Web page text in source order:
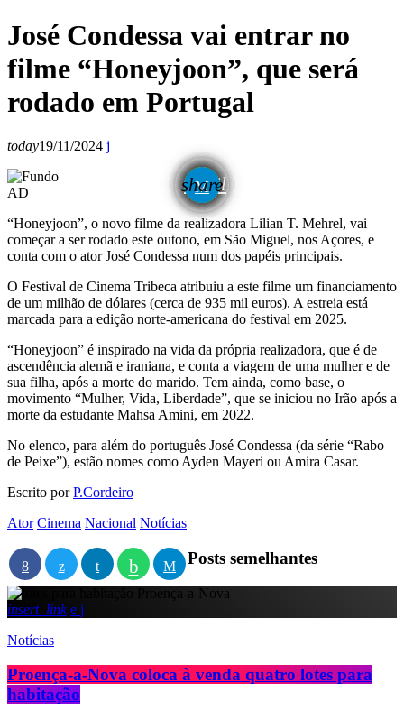
José Condessa vai entrar no
filme “Honeyjoon”, que será
rodado em Portugal
today19/11/2024
share
email
AD
“Honeyjoon”, o novo filme da realizadora Lilian T. Mehrel, vai
começar a ser rodado este outono, em São Miguel, nos Açores, e
conta com o ator José Condessa num dos papéis principais.
O Festival de Cinema Tribeca atribuiu a este filme um financiamento
de um milhão de dólares (cerca de 935 mil euros). A estreia está
marcada para a edição norte-americana do festival em 2025.
“Honeyjoon” é inspirado na vida da própria realizadora, que é de
ascendência alemã e iraniana, e conta a viagem de uma mulher e de
sua filha, após a morte do marido. Tem ainda, como base, o
movimento “Mulher, Vida, Liberdade”, que se iniciou no Irão após a
morte da estudante Mahsa Amini, em 2022.
No elenco, para além do português José Condessa (da série “Rabo
de Peixe”), estão nomes como Ayden Mayeri ou Amira Casar.
Escrito porP.Cordeiro
Ator Cinema Nacional Notícias
Posts semelhantes
insert_link
Notícias
Proença-a-Nova coloca à venda quatro lotes para
habitação